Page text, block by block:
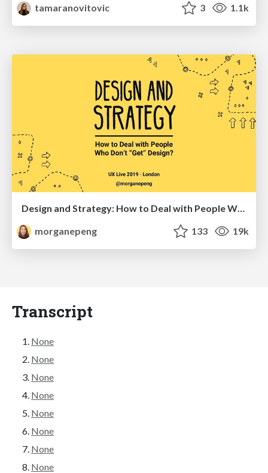
tamaranovitovic 3 1.1k
morganepeng
133 19k
Transcript
None
None
None
None
None
None
None
None